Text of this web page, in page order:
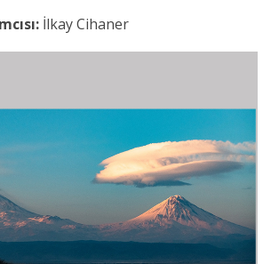
İlkay Cihaner